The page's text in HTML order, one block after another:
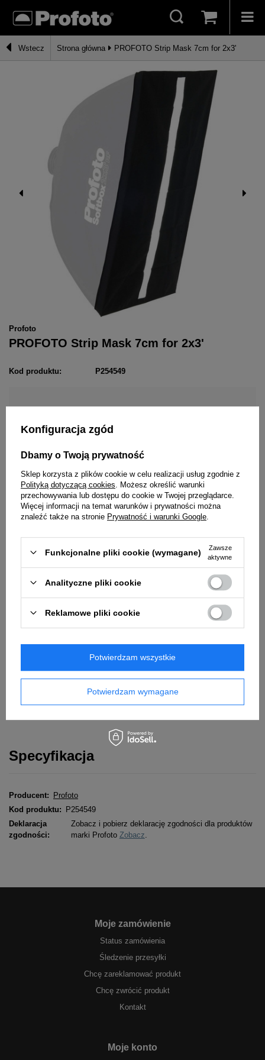
Wstecz Strona główna PROFOTO Strip Mask 7cm for 2x3'
Profoto
PROFOTO Strip Mask 7cm for 2x3'
Kod produktu: P254549
629,00 zł / szt.
akceptujesz jej postanowienia.
Powyższe dane nie są używane do przesyłania newsletterów lub innych
reklam. Włączając powiadomienie zgadzasz się jedynie na wysłanie
jednorazowo informacji o ponownej dostępności tego produktu.
Specyfikacja
Producent: Profoto
Kod produktu: P254549
Deklaracja
zgodności:
Zobacz i pobierz deklarację zgodności dla produktów
marki Profoto Zobacz
Moje zamówienie
Status zamówienia
Śledzenie przesyłki
Chcę zareklamować produkt
Chcę zwrócić produkt
Kontakt
Moje konto
Konfiguracja zgód
Dbamy o Twoją prywatność
Sklep korzysta z plików cookie w celu realizacji usług zgodnie z
Polityką dotyczącą cookies . Możesz określić warunki
przechowywania lub dostępu do cookie w Twojej przeglądarce.
Więcej informacji na temat warunków i prywatności można
znaleźć także na stronie Prywatność i warunki Google
Funkcjonalne pliki cookie (wymagane)
Zawsze
aktywne
Analityczne pliki cookie
Reklamowe pliki cookie
Potwierdzam wymagane
Potwierdzam wszystkie